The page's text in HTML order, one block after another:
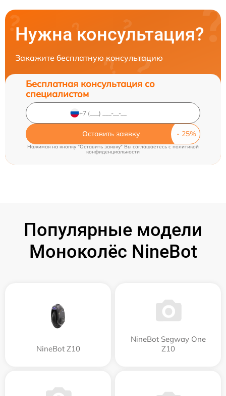
Нужна консультация?
Закажите бесплатную консультацию
Бесплатная консультация со
специалистом
Оставить заявку
Нажимая на кнопку "Оставить заявку" Вы соглашаетесь c политикой
конфиденциальности
Популярные модели
Моноколёс NineBot
NineBot Z10
NineBot Segway One
Z10